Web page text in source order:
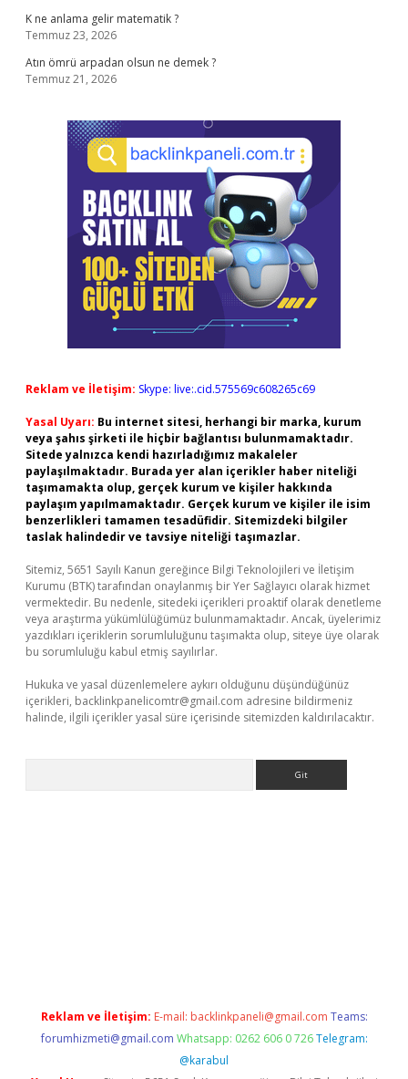
K ne anlama gelir matematik ?
Temmuz 23, 2026
Atın ömrü arpadan olsun ne demek ?
Temmuz 21, 2026
Reklam ve İletişim: Skype: live:.cid.575569c608265c69
Yasal Uyarı: Bu internet sitesi, herhangi bir marka, kurum
veya şahıs şirketi ile hiçbir bağlantısı bulunmamaktadır.
Sitede yalnızca kendi hazırladığımız makaleler
paylaşılmaktadır. Burada yer alan içerikler haber niteliği
taşımamakta olup, gerçek kurum ve kişiler hakkında
paylaşım yapılmamaktadır. Gerçek kurum ve kişiler ile isim
benzerlikleri tamamen tesadüfidir. Sitemizdeki bilgiler
taslak halindedir ve tavsiye niteliği taşımazlar.
Sitemiz, 5651 Sayılı Kanun gereğince Bilgi Teknolojileri ve İletişim
Kurumu (BTK) tarafından onaylanmış bir Yer Sağlayıcı olarak hizmet
vermektedir. Bu nedenle, sitedeki içerikleri proaktif olarak denetleme
veya araştırma yükümlülüğümüz bulunmamaktadır. Ancak, üyelerimiz
yazdıkları içeriklerin sorumluluğunu taşımakta olup, siteye üye olarak
bu sorumluluğu kabul etmiş sayılırlar.
Hukuka ve yasal düzenlemelere aykırı olduğunu düşündüğünüz
içerikleri, backlinkpanelicomtr@gmail.com adresine bildirmeniz
halinde, ilgili içerikler yasal süre içerisinde sitemizden kaldırılacaktır.
Reklam ve İletişim: E-mail: backlinkpaneli@gmail.com Teams:
forumhizmeti@gmail.com Whatsapp: 0262 606 0 726 Telegram:
@karabul